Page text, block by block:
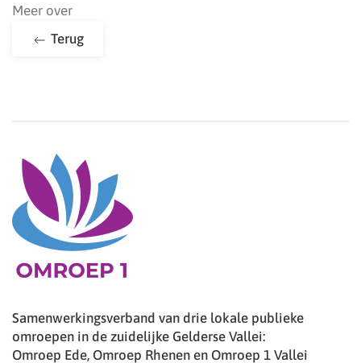
Meer over
Terug
Samenwerkingsverband van drie lokale publieke
omroepen in de zuidelijke Gelderse Vallei:
Omroep Ede, Omroep Rhenen en Omroep 1 Vallei